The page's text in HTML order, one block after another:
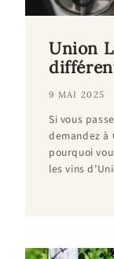
Union
9 MAI 2025
Si vous
demandez à
pourquoi
les vins